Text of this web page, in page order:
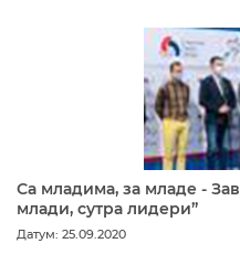
Са младима, за младе -
млади, сутра лидери”
Датум: 25.09.2020